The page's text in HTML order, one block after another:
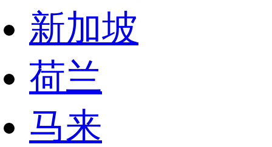
新加坡
荷兰
马来